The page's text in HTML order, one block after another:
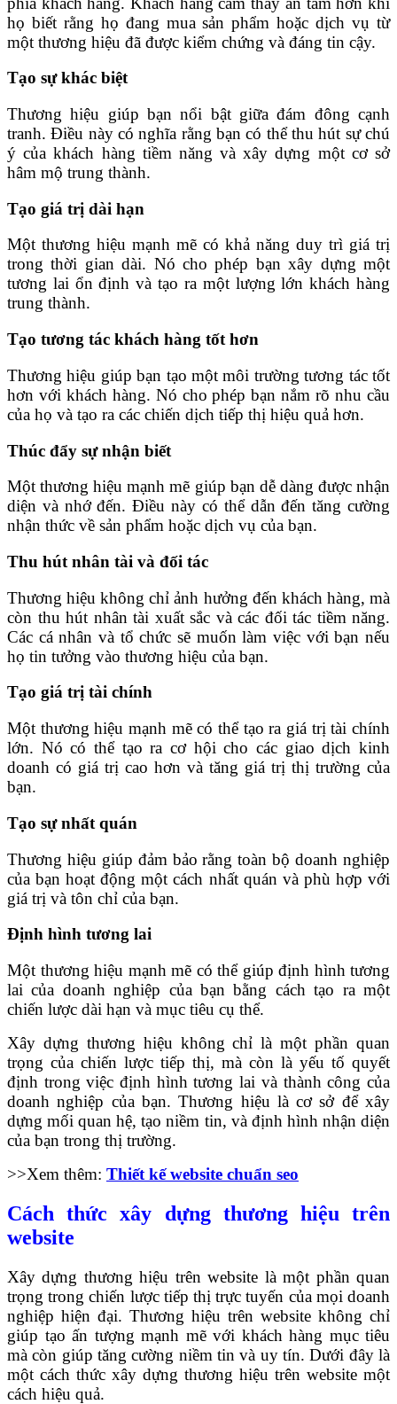
họ biết rằng họ đang mua sản phẩm hoặc dịch vụ từ
một thương hiệu đã được kiểm chứng và đáng tin cậy.
Tạo sự khác biệt
Thương hiệu giúp bạn nổi bật giữa đám đông cạnh
tranh. Điều này có nghĩa rằng bạn có thể thu hút sự chú
ý của khách hàng tiềm năng và xây dựng một cơ sở
hâm mộ trung thành.
Tạo giá trị dài hạn
Một thương hiệu mạnh mẽ có khả năng duy trì giá trị
trong thời gian dài. Nó cho phép bạn xây dựng một
tương lai ổn định và tạo ra một lượng lớn khách hàng
trung thành.
Tạo tương tác khách hàng tốt hơn
Thương hiệu giúp bạn tạo một môi trường tương tác tốt
hơn với khách hàng. Nó cho phép bạn nắm rõ nhu cầu
của họ và tạo ra các chiến dịch tiếp thị hiệu quả hơn.
Thúc đẩy sự nhận biết
Một thương hiệu mạnh mẽ giúp bạn dễ dàng được nhận
diện và nhớ đến. Điều này có thể dẫn đến tăng cường
nhận thức về sản phẩm hoặc dịch vụ của bạn.
Thu hút nhân tài và đối tác
Thương hiệu không chỉ ảnh hưởng đến khách hàng, mà
còn thu hút nhân tài xuất sắc và các đối tác tiềm năng.
Các cá nhân và tổ chức sẽ muốn làm việc với bạn nếu
họ tin tưởng vào thương hiệu của bạn.
Tạo giá trị tài chính
Một thương hiệu mạnh mẽ có thể tạo ra giá trị tài chính
lớn. Nó có thể tạo ra cơ hội cho các giao dịch kinh
doanh có giá trị cao hơn và tăng giá trị thị trường của
bạn.
Tạo sự nhất quán
Thương hiệu giúp đảm bảo rằng toàn bộ doanh nghiệp
của bạn hoạt động một cách nhất quán và phù hợp với
giá trị và tôn chỉ của bạn.
Định hình tương lai
Một thương hiệu mạnh mẽ có thể giúp định hình tương
lai của doanh nghiệp của bạn bằng cách tạo ra một
chiến lược dài hạn và mục tiêu cụ thể.
Xây dựng thương hiệu không chỉ là một phần quan
trọng của chiến lược tiếp thị, mà còn là yếu tố quyết
định trong việc định hình tương lai và thành công của
doanh nghiệp của bạn. Thương hiệu là cơ sở để xây
dựng mối quan hệ, tạo niềm tin, và định hình nhận diện
của bạn trong thị trường.
>>Xem thêm: Thiết kế website chuẩn seo
Cách thức xây dựng thương hiệu trên
website
Xây dựng thương hiệu trên website là một phần quan
trọng trong chiến lược tiếp thị trực tuyến của mọi doanh
nghiệp hiện đại. Thương hiệu trên website không chỉ
giúp tạo ấn tượng mạnh mẽ với khách hàng mục tiêu
mà còn giúp tăng cường niềm tin và uy tín. Dưới đây là
một cách thức xây dựng thương hiệu trên website một
cách hiệu quả.